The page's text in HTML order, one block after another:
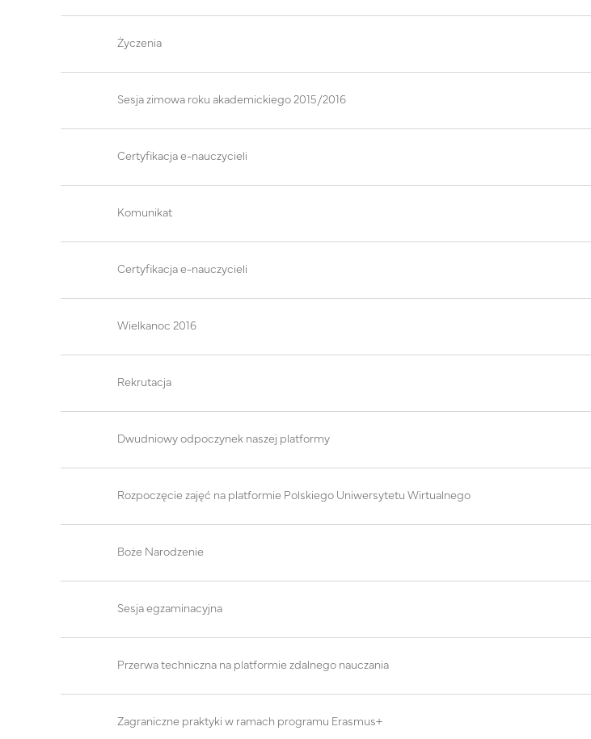
Życzenia
Sesja zimowa roku akademickiego 2015/2016
Certyfikacja e-nauczycieli
Komunikat
Certyfikacja e-nauczycieli
Wielkanoc 2016
Rekrutacja
Dwudniowy odpoczynek naszej platformy
Rozpoczęcie zajęć na platformie Polskiego Uniwersytetu Wirtualnego
Boże Narodzenie
Sesja egzaminacyjna
Przerwa techniczna na platformie zdalnego nauczania
Zagraniczne praktyki w ramach programu Erasmus+